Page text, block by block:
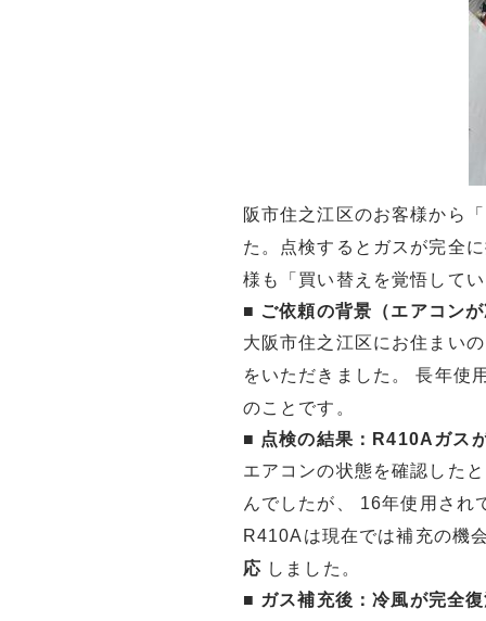
阪市住之江区のお客様から
た。点検するとガスが完全
様も「買い替えを覚悟して
■ ご依頼の背景（エアコン
大阪市住之江区にお住まい
をいただきました。 長年使
のことです。
■ 点検の結果：R410Aガス
エアコンの状態を確認した
んでしたが、 16年使用され
R410Aは現在では補充の機
応 しました。
■ ガス補充後：冷風が完全